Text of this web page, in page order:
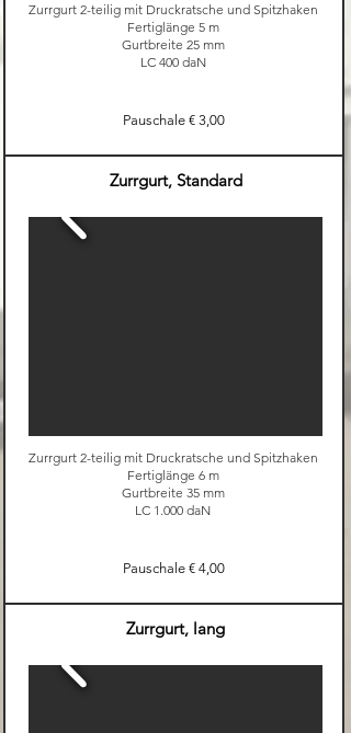
Zurrgurt 2-teilig mit Druckratsche und Spitzhaken
Fertiglänge 5 m
Gurtbreite 25 mm
LC 400 daN
Pauschale € 3,00
Zurrgurt, Standard
Zurrgurt 2-teilig mit Druckratsche und Spitzhaken
Fertiglänge 6 m
Gurtbreite 35 mm
LC 1.000 daN
Pauschale € 4,00
Zurrgurt, lang